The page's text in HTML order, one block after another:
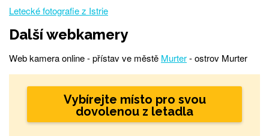
Letecké fotografie z Istrie
Další webkamery
Web kamera online - přístav ve městě Murter- ostrov Murter
Vybírejte místo pro svou
dovolenou z letadla